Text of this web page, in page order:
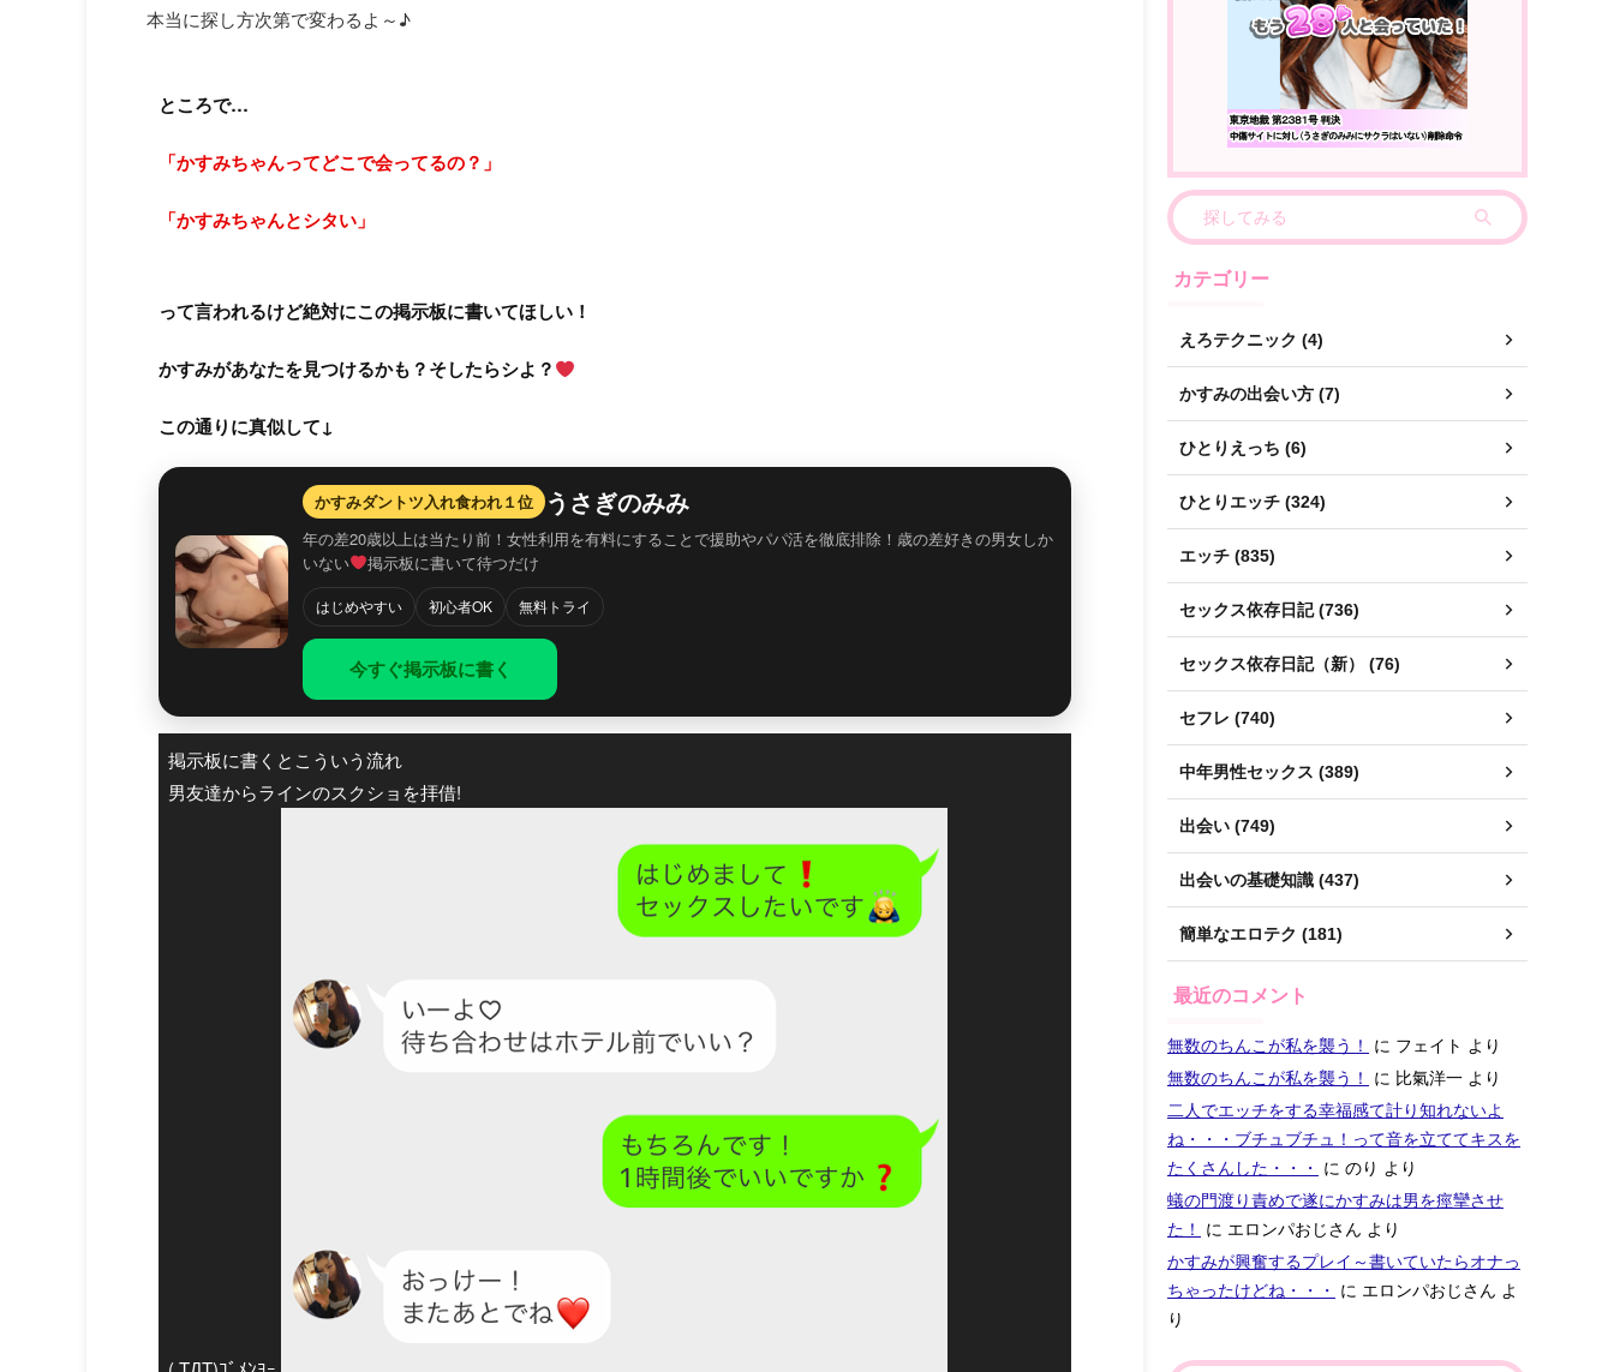
本当に探し方次第で変わるよ～♪
ところで…
「かすみちゃんってどこで会ってるの？」
「かすみちゃんとシタい」
って言われるけど絶対にこの掲示板に書いてほしい！
かすみがあなたを見つけるかも？そしたらシよ？
この通りに真似して↓
かすみダントツ入れ食われ１位 うさぎのみみ
年の差20歳以上は当たり前！女性利用を有料にすることで援助やパパ活を徹底排除！歳の差好きの男女しか
いない
掲示板に書いて待つだけ
はじめやすい 初心者OK 無料トライ
今すぐ掲示板に書く
掲示板に書くとこういう流れ
男友達からラインのスクショを拝借!
カテゴリー
えろテクニック (4)
かすみの出会い方 (7)
ひとりえっち (6)
ひとりエッチ (324)
エッチ (835)
セックス依存日記 (736)
セックス依存日記（新） (76)
セフレ (740)
中年男性セックス (389)
出会い (749)
出会いの基礎知識 (437)
簡単なエロテク (181)
最近のコメント
無数のちんこが私を襲う！ に フェイト より
無数のちんこが私を襲う！ に 比氣洋一 より
二人でエッチをする幸福感て計り知れないよ
ね・・・ブチュブチュ！って音を立ててキスを
たくさんした・・・ に のり より
蟻の門渡り責めで遂にかすみは男を痙攣させ
た！ に エロンパおじさん より
かすみが興奮するプレイ～書いていたらオナっ
ちゃったけどね・・・ に エロンパおじさん よ
り